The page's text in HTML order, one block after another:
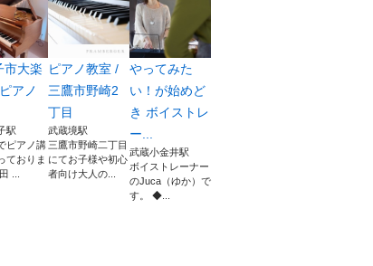
市大楽
アノ
駅
ピアノ講
ておりま
...
ピアノ教室 /
三鷹市野崎2
丁目
武蔵境駅
三鷹市野崎二丁目
にてお子様や初心
者向け大人の...
やってみた
い！が始めど
き ボイストレ
ー...
武蔵小金井駅
ボイストレーナー
のJuca（ゆか）で
す。 ◆...